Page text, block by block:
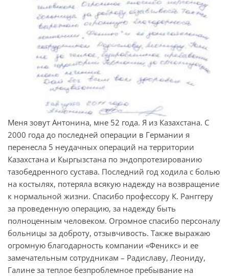
Меня зовут Антонина, мне 52 года. Я из Казахстана. С
2000 года до последней операции в Германии я
перенесла 5 неудачных операций на территории
Казахстана и Кыргызстана по эндопротезированию
тазобедренного сустава. Последний год ходила с болью
на костылях, потеряла всякую надежду на возвращение
к нормальной жизни. Спасибо профессору К. Ранггеру
за проведенную операцию, за надежду быть
полноценным человеком. Огромное спасибо персоналу
больницы за доброту, отзывчивость. Также выражаю
огромную благодарность компании «Феникс» и ее
замечательным сотрудникам – Радиславу, Леониду,
Галине за теплое безпроблемное пребывание на